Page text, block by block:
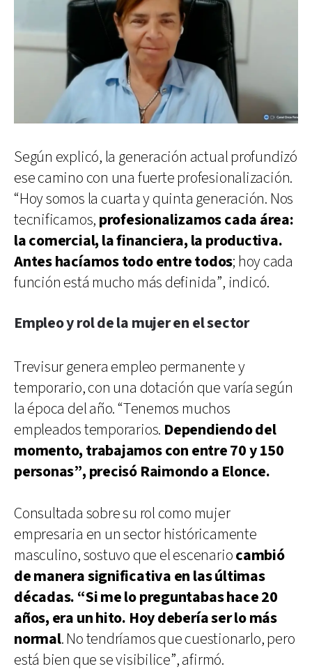
Según explicó, la generación actual profundizó
ese camino con una fuerte profesionalización.
“Hoy somos la cuarta y quinta generación. Nos
tecnificamos, profesionalizamos cada área:
la comercial, la financiera, la productiva.
Antes hacíamos todo entre todos; hoy cada
función está mucho más definida”, indicó.
Empleo y rol de la mujer en el sector
Trevisur genera empleo permanente y
temporario, con una dotación que varía según
la época del año. “Tenemos muchos
empleados temporarios. Dependiendo del
momento, trabajamos con entre 70 y 150
personas”, precisó Raimondo a Elonce.
Consultada sobre su rol como mujer
empresaria en un sector históricamente
masculino, sostuvo que el escenariocambió
de manera significativa en las últimas
décadas. “Si me lo preguntabas hace 20
años, era un hito. Hoy debería ser lo más
normal. No tendríamos que cuestionarlo, pero
está bien que se visibilice”, afirmó.